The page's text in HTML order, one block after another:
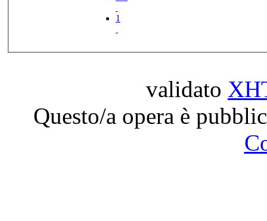
1
validato
Questo/a opera è